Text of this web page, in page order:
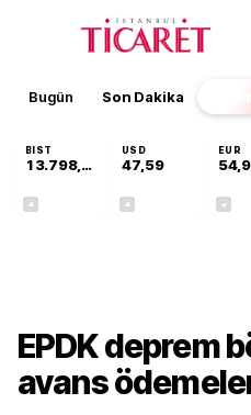
Bugün Son Dakika
BIST
13.798,82
USD
47,59
EUR
EPDK deprem
avans